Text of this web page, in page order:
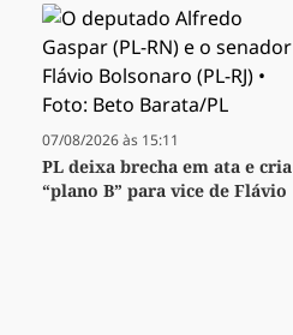
07/08/2026 às 15:11
PL deixa brecha em ata e cria
“plano B” para vice de Flávio